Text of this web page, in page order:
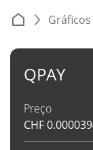
QPAY
Preço
CHF